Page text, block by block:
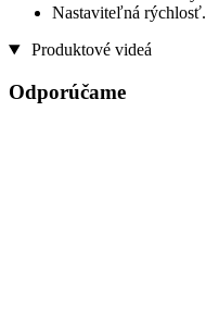
Nastaviteľná rýchlosť.
Produktové videá
Odporúčame